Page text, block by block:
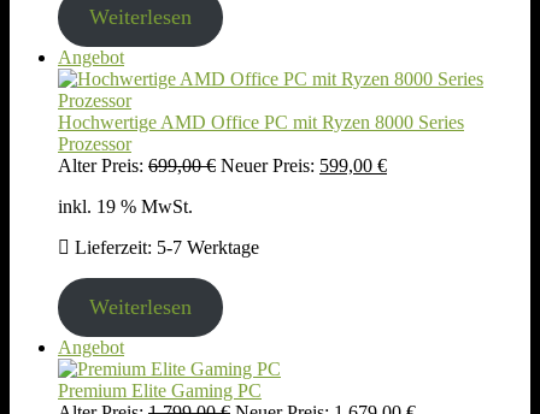
Weiterlesen
AngebotProdukt
im
Angebot
Hochwertige AMD Office PC mit Ryzen 8000 Series
Prozessor
Alter Preis: 699,00€ Ursprünglicher
Neuer Preis: 599,00 €Aktueller
inkl. 19 % MwSt.
Lieferzeit: 5-7 Werktage
Weiterlesen
AngebotProdukt
im
Angebot
Premium Elite Gaming PC